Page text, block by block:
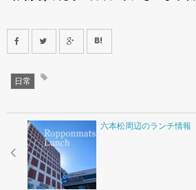
日常
六本松周辺のランチ情報